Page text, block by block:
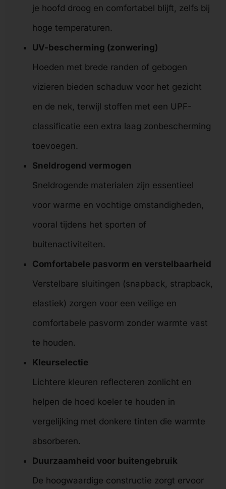
je hoofd droog en comfortabel blijft, zelfs bij
hoge temperaturen.
UV-bescherming (zonwering)
Hoeden met brede randen of gebogen
vizieren bieden schaduw voor het gezicht
en de nek, terwijl stoffen met een UPF-
classificatie een extra laag zonbescherming
toevoegen.
Sneldrogend vermogen
Sneldrogende materialen zijn essentieel
voor warme en vochtige omstandigheden,
vooral tijdens het sporten of
buitenactiviteiten.
Comfortabele pasvorm en verstelbaarheid
Verstelbare sluitingen (snapback, strapback,
elastiek) zorgen voor een veilige en
comfortabele pasvorm zonder warmte vast
te houden.
Kleurselectie
Lichtere kleuren reflecteren zonlicht en
helpen de hoed koeler te houden in
vergelijking met donkere tinten die warmte
absorberen.
Duurzaamheid voor buitengebruik
De hoogwaardige constructie zorgt ervoor